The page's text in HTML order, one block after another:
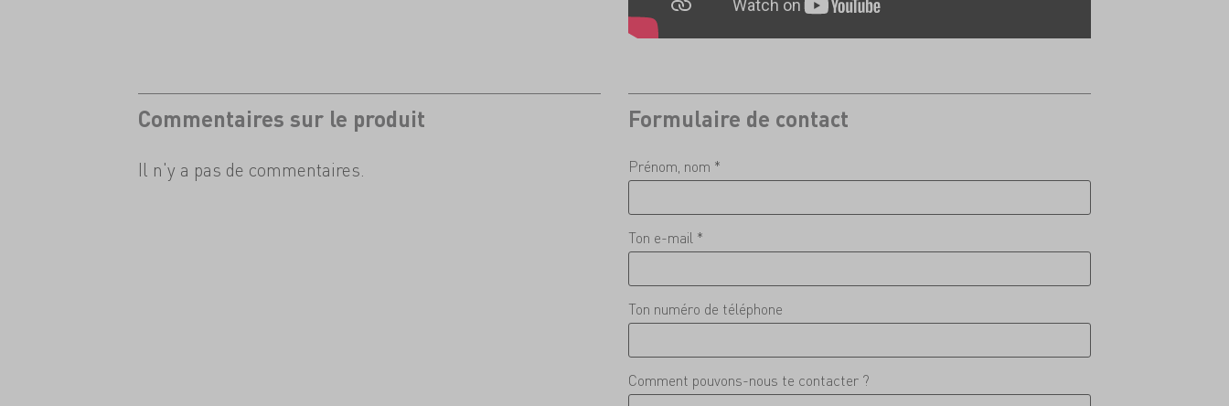
Commentaires sur le produit
Il n'y a pas de commentaires.
Formulaire de contact
Prénom, nom *
Ton e-mail *
Ton numéro de téléphone
Comment pouvons-nous te contacter ?